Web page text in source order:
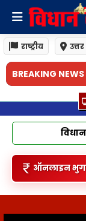
राष्ट्रीय
BREAKING NEWS
की कार्यवाही शुरू• ये
ऑनलाइन